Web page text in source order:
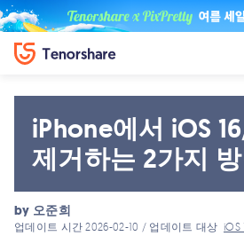
iPhone에서 iOS
제거하는 2가지
by 오준희
업데이트 시간 2026-02-10 / 업데이트 대상iOS